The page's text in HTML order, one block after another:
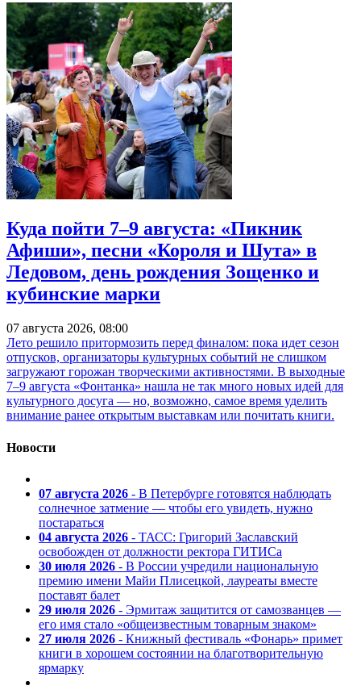
Куда пойти 7–9 августа: «Пикник
Афиши», песни «Короля и Шута» в
Ледовом, день рождения Зощенко и
кубинские марки
07 августа 2026, 08:00
Лето решило притормозить перед финалом: пока идет сезон
отпусков, организаторы культурных событий не слишком
загружают горожан творческими активностями. В выходные
7–9 августа «Фонтанка» нашла не так много новых идей для
культурного досуга — но, возможно, самое время уделить
внимание ранее открытым выставкам или почитать книги.
Новости
07 августа 2026 - В Петербурге готовятся наблюдать
солнечное затмение — чтобы его увидеть, нужно
постараться
04 августа 2026 - ТАСС: Григорий Заславский
освобожден от должности ректора ГИТИСа
30 июля 2026 - В России учредили национальную
премию имени Майи Плисецкой, лауреаты вместе
поставят балет
29 июля 2026 - Эрмитаж защитится от самозванцев —
его имя стало «общеизвестным товарным знаком»
27 июля 2026 - Книжный фестиваль «Фонарь» примет
книги в хорошем состоянии на благотворительную
ярмарку